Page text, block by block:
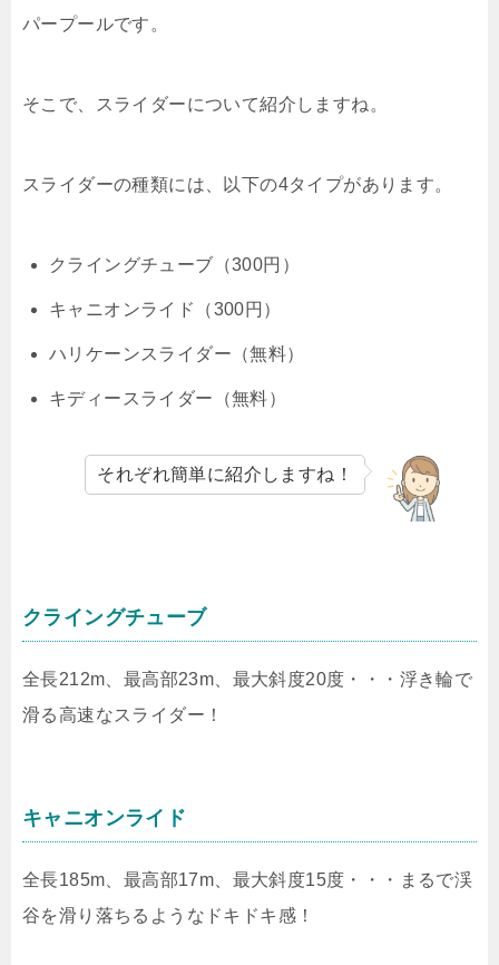
パープールです。
そこで、スライダーについて紹介しますね。
スライダーの種類には、以下の4タイプがあります。
クライングチューブ（300円）
キャニオンライド（300円）
ハリケーンスライダー（無料）
キディースライダー（無料）
それぞれ簡単に紹介しますね！
クライングチューブ
全長212m、最高部23m、最大斜度20度・・・浮き輪で
滑る高速なスライダー！
キャニオンライド
全長185m、最高部17m、最大斜度15度・・・まるで渓
谷を滑り落ちるようなドキドキ感！